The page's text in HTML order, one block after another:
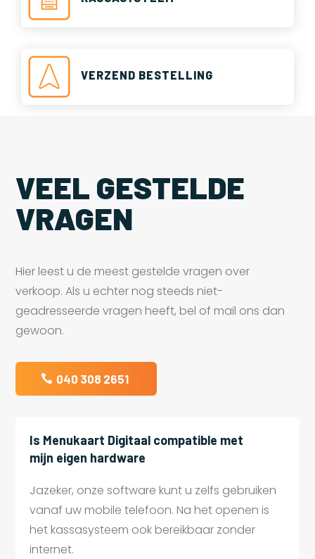
VERZEND BESTELLING
VEEL GESTELDE
VRAGEN
Hier leest u de meest gestelde vragen over
verkoop. Als u echter nog steeds niet-
geadresseerde vragen heeft, bel of mail ons dan
gewoon.
040 308 2651
Is Menukaart Digitaal compatible met
mijn eigen hardware
Jazeker, onze software kunt u zelfs gebruiken
vanaf uw mobile telefoon. Na het openen is
het kassasysteem ook bereikbaar zonder
internet.